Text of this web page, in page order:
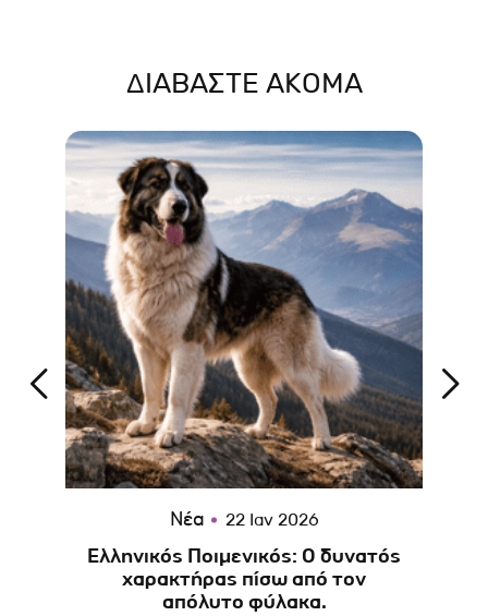
ΔΙΑΒΑΣΤΕ ΑΚΟΜΑ
Νέα 22 Ιαν 2026
Ελληνικός Ποιμενικός: Ο δυνατός
χαρακτήρας πίσω από τον
απόλυτο φύλακα.